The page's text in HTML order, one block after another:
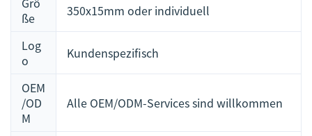
ße
350x15mm oder individuell
Log
o
Kundenspezifisch
OEM
/OD
M
Alle OEM/ODM-Services sind willkommen